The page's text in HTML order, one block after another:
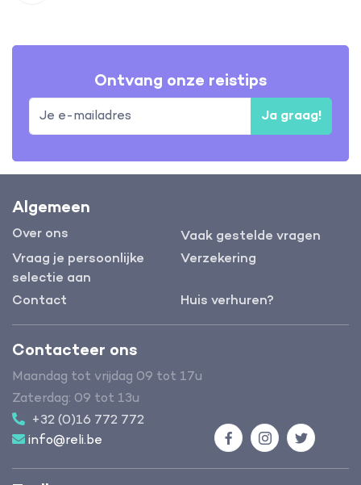
Ontvang onze reistips
Ja graag!
Algemeen
Over ons
Vaak gestelde vragen
Vraag je persoonlijke
selectie aan
Verzekering
Contact Huis verhuren?
Contacteer ons
Maandag tot vrijdag 09 tot 17u
Zaterdag: 09 tot 13u
+32 (0)16 772 772
info@reli.be
FacebookInstagramTwitter